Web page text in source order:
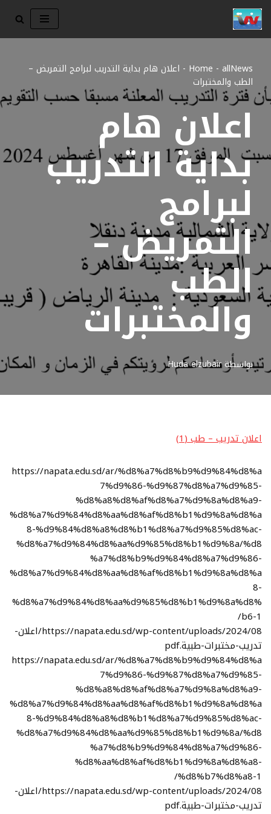
تخطى
المحتوى
Home - allNews
- اعلان هام بداية التدريب لبرامج التمريض –
الطب والمختبرات
اعلان هام
بداية التدريب
لبرامج
التمريض –
الطب
والمختبرات
بواسطةHuda elzubair
اعلان تدريب – طب (1)
https://napata.edu.sd/ar/%d8%a7%d8%b9%d9%84%d8%a
7%d9%86-%d9%87%d8%a7%d9%85-
%d8%a8%d8%af%d8%a7%d9%8a%d8%a9-
%d8%a7%d9%84%d8%aa%d8%af%d8%b1%d9%8a%d8%a
8-%d9%84%d8%a8%d8%b1%d8%a7%d9%85%d8%ac-
%d8%a7%d9%84%d8%aa%d9%85%d8%b1%d9%8a/%d8
%a7%d8%b9%d9%84%d8%a7%d9%86-
%d8%a7%d9%84%d8%aa%d8%af%d8%b1%d9%8a%d8%a
8-
%d8%a7%d9%84%d8%aa%d9%85%d8%b1%d9%8a%d8%
b6-1/
https://napata.edu.sd/wp-content/uploads/2024/08/اعلان-
تدريب-مختبرات-طبية.pdf
https://napata.edu.sd/ar/%d8%a7%d8%b9%d9%84%d8%a
7%d9%86-%d9%87%d8%a7%d9%85-
%d8%a8%d8%af%d8%a7%d9%8a%d8%a9-
%d8%a7%d9%84%d8%aa%d8%af%d8%b1%d9%8a%d8%a
8-%d9%84%d8%a8%d8%b1%d8%a7%d9%85%d8%ac-
%d8%a7%d9%84%d8%aa%d9%85%d8%b1%d9%8a/%d8
%a7%d8%b9%d9%84%d8%a7%d9%86-
%d8%aa%d8%af%d8%b1%d9%8a%d8%a8-
%d8%b7%d8%a8-1/
https://napata.edu.sd/wp-content/uploads/2024/08/اعلان-
تدريب-مختبرات-طبية.pdf